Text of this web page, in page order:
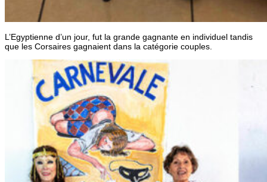
L’Egyptienne d’un jour, fut la grande gagnante en individuel tandis
que les Corsaires gagnaient dans la catégorie couples.